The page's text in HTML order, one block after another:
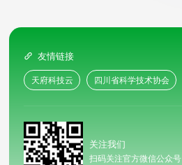
 友情链接
天府科技云 四川省科学技术协会
关注我们
扫码关注官方微信公众号